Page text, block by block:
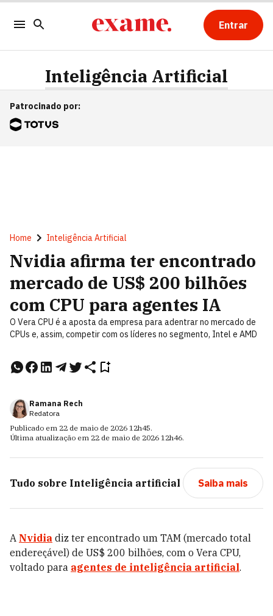
Entrar
Inteligência Artificial
Patrocinado por:
Home Inteligência Artificial
Nvidia afirma ter encontrado
mercado de US$ 200 bilhões
com CPU para agentes IA
O Vera CPU é a aposta da empresa para adentrar no mercado de
CPUs e, assim, competir com os líderes no segmento, Intel e AMD
Ramana Rech
Redatora
Publicado em 22 de maio de 2026 12h45.
Última atualização em 22 de maio de 2026 12h46.
Tudo sobre Inteligência artificial Saiba mais
A Nvidia diz ter encontrado um TAM (mercado total
endereçável) de US$ 200 bilhões, com o Vera CPU,
voltado para agentes de inteligência artificial.